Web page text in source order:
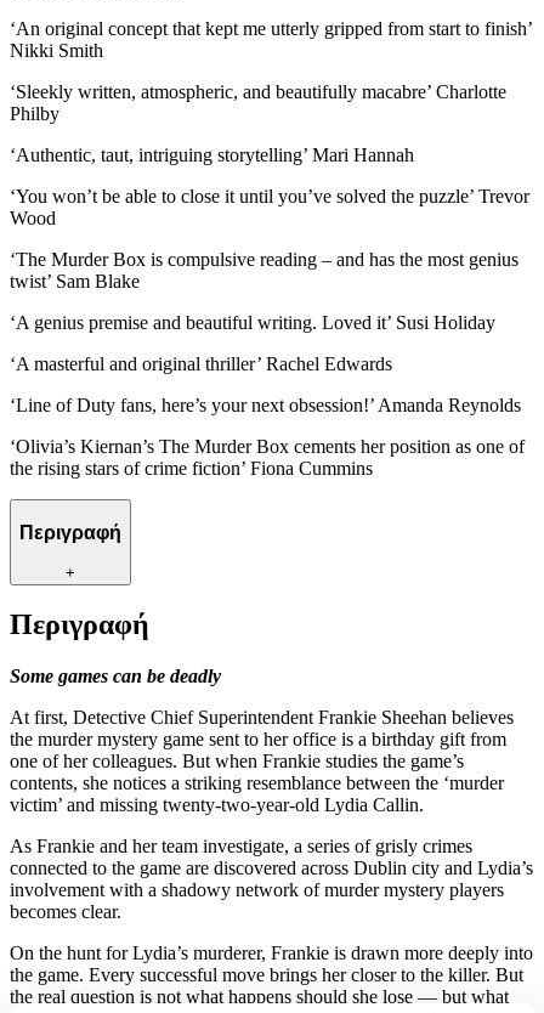
‘An original concept that kept me utterly gripped from start to finish’
Nikki Smith
‘Sleekly written, atmospheric, and beautifully macabre’ Charlotte
Philby
‘Authentic, taut, intriguing storytelling’ Mari Hannah
‘You won’t be able to close it until you’ve solved the puzzle’ Trevor
Wood
‘The Murder Box is compulsive reading – and has the most genius
twist’ Sam Blake
‘A genius premise and beautiful writing. Loved it’ Susi Holiday
‘A masterful and original thriller’ Rachel Edwards
‘Line of Duty fans, here’s your next obsession!’ Amanda Reynolds
‘Olivia’s Kiernan’s The Murder Box cements her position as one of
the rising stars of crime fiction’ Fiona Cummins
Περιγραφή
+
Περιγραφή
Some games can be deadly
At first, Detective Chief Superintendent Frankie Sheehan believes
the murder mystery game sent to her office is a birthday gift from
one of her colleagues. But when Frankie studies the game’s
contents, she notices a striking resemblance between the ‘murder
victim’ and missing twenty-two-year-old Lydia Callin.
As Frankie and her team investigate, a series of grisly crimes
connected to the game are discovered across Dublin city and Lydia’s
involvement with a shadowy network of murder mystery players
becomes clear.
On the hunt for Lydia’s murderer, Frankie is drawn more deeply into
the game. Every successful move brings her closer to the killer. But
the real question is not what happens should she lose — but what